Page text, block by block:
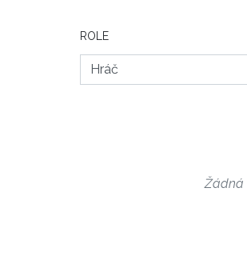
ROLE
Žádná